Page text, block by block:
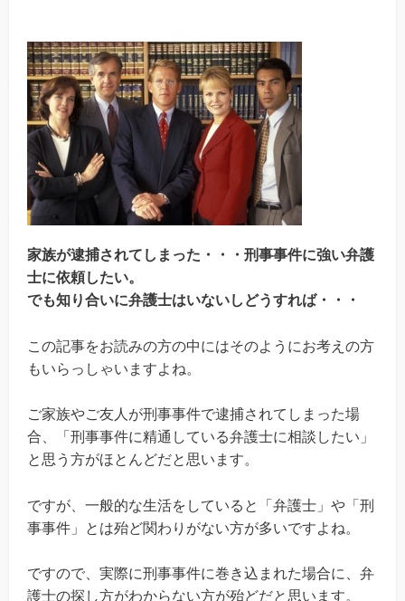
家族が逮捕されてしまった・・・刑事事件に強い弁護
士に依頼したい。
でも知り合いに弁護士はいないしどうすれば・・・
この記事をお読みの方の中にはそのようにお考えの方
もいらっしゃいますよね。
ご家族やご友人が刑事事件で逮捕されてしまった場
合、「刑事事件に精通している弁護士に相談したい」
と思う方がほとんどだと思います。
ですが、一般的な生活をしていると「弁護士」や「刑
事事件」とは殆ど関わりがない方が多いですよね。
ですので、実際に刑事事件に巻き込まれた場合に、弁
護士の探し方がわからない方が殆どだと思います。